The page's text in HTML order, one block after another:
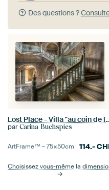
Des questions ?
Lost Place -
par Carina Buchspies
ArtFrame™ –75×50cm 114.-
Choisissez vous-même la